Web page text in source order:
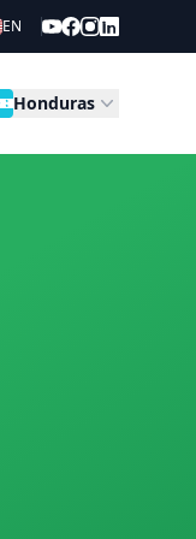
EN
Honduras